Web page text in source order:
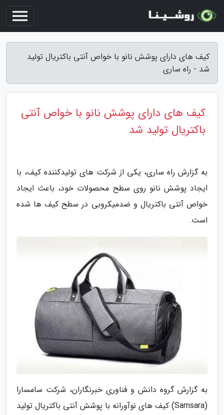
کیف های دارای پوشش نانو با خواص آنتی باکتریال تولید
شد - راه ساری
کیف های دارای پوشش نانو با خواص آنتی
باکتریال تولید شد
به گزارش راه ساری، یکی از شرکت های تولیدکننده کیف، با
ایجاد پوشش نانو روی سطح محصولات خود، باعث ایجاد
خواص آنتی باکتریال و ضدمیکروبی در سطح کیف ها شده
است.
به گزارش گروه دانش و فناوری خبرنگاران، شرکت سامسارا
(Samsara) کیف های نوآورانه با پوشش آنتی باکتریال تولید